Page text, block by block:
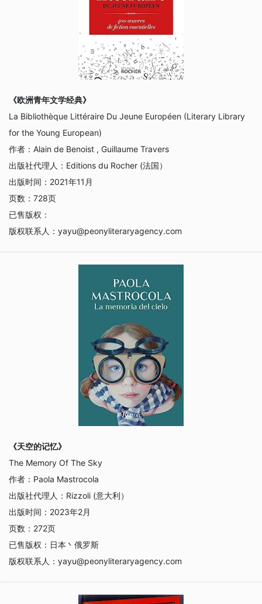
《欧洲青年文学经典》
La Bibliothèque Littéraire Du Jeune Européen (Literary Library
for the Young European)
作者： Alain de Benoist , Guillaume Travers
出版社代理人： Editions du Rocher (法国）
出版时间： 2021年11月
页数： 728页
已售版权：
版权联系人： yayu@peonyliteraryagency.com
《天空的记忆》
The Memory Of The Sky
作者： Paola Mastrocola
出版社代理人： Rizzoli (意大利）
出版时间： 2023年2月
页数： 272页
已售版权： 日本丶俄罗斯
版权联系人： yayu@peonyliteraryagency.com